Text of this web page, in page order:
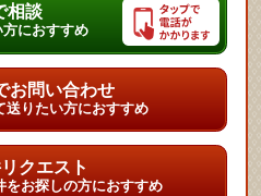
相談
におすすめ
お問い合わせ
送りたい方におすすめ
クエスト
をお探しの方におすすめ